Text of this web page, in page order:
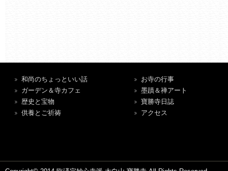
和尚のちょっといい話
ガーデン＆寺カフェ
歴史と宝物
供養とご祈祷
お寺の行事
墨蹟＆禅アート
寶勝寺日誌
アクセス